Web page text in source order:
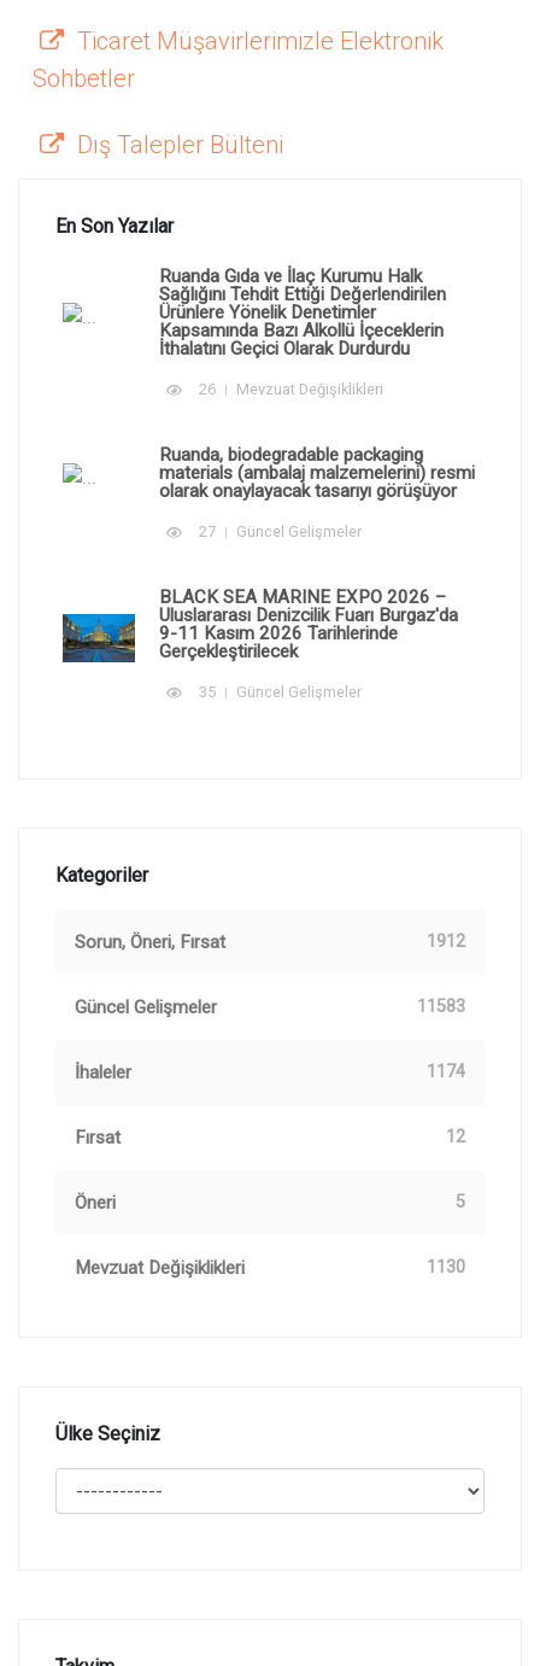
Ticaret Müşavirlerimizle Elektronik
Sohbetler
Dış Talepler Bülteni
En Son Yazılar
Ruanda Gıda ve İlaç Kurumu Halk
Sağlığını Tehdit Ettiği Değerlendirilen
Ürünlere Yönelik Denetimler
Kapsamında Bazı Alkollü İçeceklerin
İthalatını Geçici Olarak Durdurdu
26 Mevzuat Değişiklikleri
Ruanda, biodegradable packaging
materials (ambalaj malzemelerini) resmi
olarak onaylayacak tasarıyı görüşüyor
27 Güncel Gelişmeler
BLACK SEA MARINE EXPO 2026 –
Uluslararası Denizcilik Fuarı Burgaz'da
9-11 Kasım 2026 Tarihlerinde
Gerçekleştirilecek
35 Güncel Gelişmeler
Kategoriler
Sorun, Öneri, Fırsat 1912
Güncel Gelişmeler 11583
İhaleler 1174
Fırsat 12
Öneri 5
Mevzuat Değişiklikleri 1130
Ülke Seçiniz